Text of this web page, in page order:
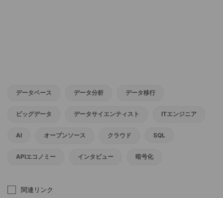
データベース データ分析 データ移行
ビッグデータ データサイエンティスト ITエンジニア
AI オープンソース クラウド SQL
APIエコノミー インタビュー 暗号化
関連リンク